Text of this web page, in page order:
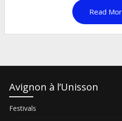
Read
Avignon à l’Unisson
Festivals